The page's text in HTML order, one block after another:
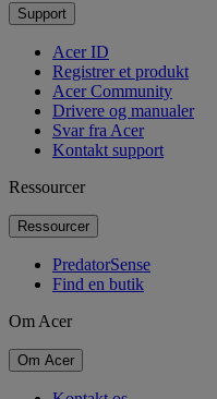
Support
Acer ID
Registrer et produkt
Acer Community
Drivere og manualer
Svar fra Acer
Kontakt support
Ressourcer
Ressourcer
PredatorSense
Find en butik
Om Acer
Om Acer